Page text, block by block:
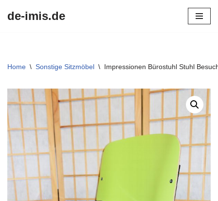
de-imis.de
Home \ Sonstige Sitzmöbel \ Impressionen Bürostuhl Stuhl